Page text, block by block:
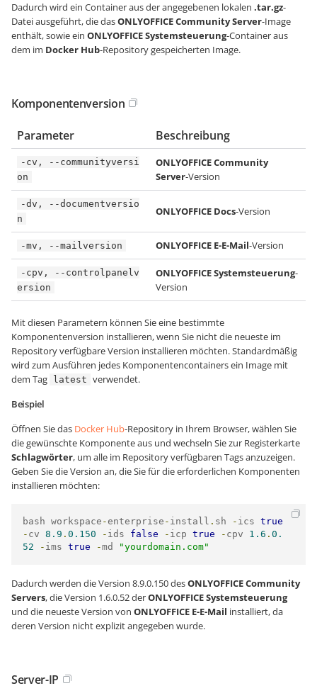
Dadurch wird ein Container aus der angegebenen lokalen .tar.gz-
Datei ausgeführt, die dasONLYOFFICE Community Server-Image
enthält, sowie ein ONLYOFFICE Systemsteuerung-Container aus
dem im Docker Hub-Repository gespeicherten Image.
Komponentenversion
Parameter Beschreibung
-cv, --communityversi
on
ONLYOFFICE Community
Server-Version
-dv, --documentversio
n
ONLYOFFICE Docs-Version
-mv, --mailversion ONLYOFFICE E-E-Mail-Version
-cpv, --controlpanelv
ersion
ONLYOFFICE Systemsteuerung-
Version
Mit diesen Parametern können Sie eine bestimmte
Komponentenversion installieren, wenn Sie nicht die neueste im
Repository verfügbare Version installieren möchten. Standardmäßig
wird zum Ausführen jedes Komponentencontainers ein Image mit
dem Tag
latest verwendet.
Beispiel
Öffnen Sie das Docker Hub-Repository in Ihrem Browser, wählen Sie
die gewünschte Komponente aus und wechseln Sie zur Registerkarte
Schlagwörter, um alle im Repository verfügbaren Tags anzuzeigen.
Geben Sie die Version an, die Sie für die erforderlichen Komponenten
installieren möchten:
bash workspace -enterprise - install . sh - ics true
- cv 8.9 . 0.150 - ids false - icp true - cpv 1.6 . 0.
52
- ims true -md "yourdomain.com"
Dadurch werden die Version 8.9.0.150 desONLYOFFICE Community
Servers, die Version 1.6.0.52 derONLYOFFICE Systemsteuerung
und die neueste Version von ONLYOFFICE E-E-Mail installiert, da
deren Version nicht explizit angegeben wurde.
Server-IP